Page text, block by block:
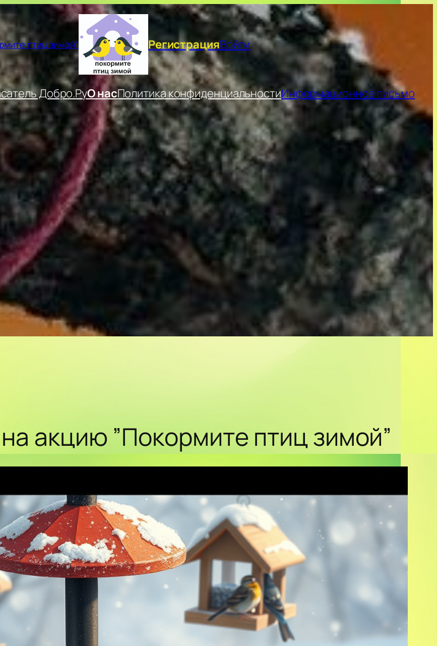
птиц зимой" РегистрацияВойти
Добро.РуО насПолитика конфиденциальностиИнформационное письмо
акцию ”Покормите птиц зимой”